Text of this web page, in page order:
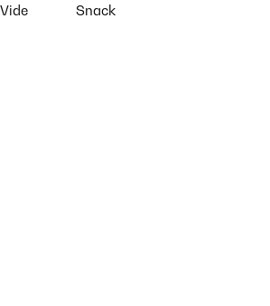
Snack